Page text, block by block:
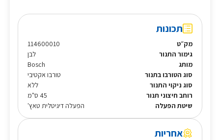
תכונות
מק״ט
114600010
גימור התנור
לבן
מותג
Bosch
סוג הטורבו בתנור
טורבו אקטיבי
סוג ניקוי התנור
ללא
רוחב חיצוני תנור
45 ס"מ
שיטת הפעלה
הפעלה דיגיטלית טאץ'
אחריות